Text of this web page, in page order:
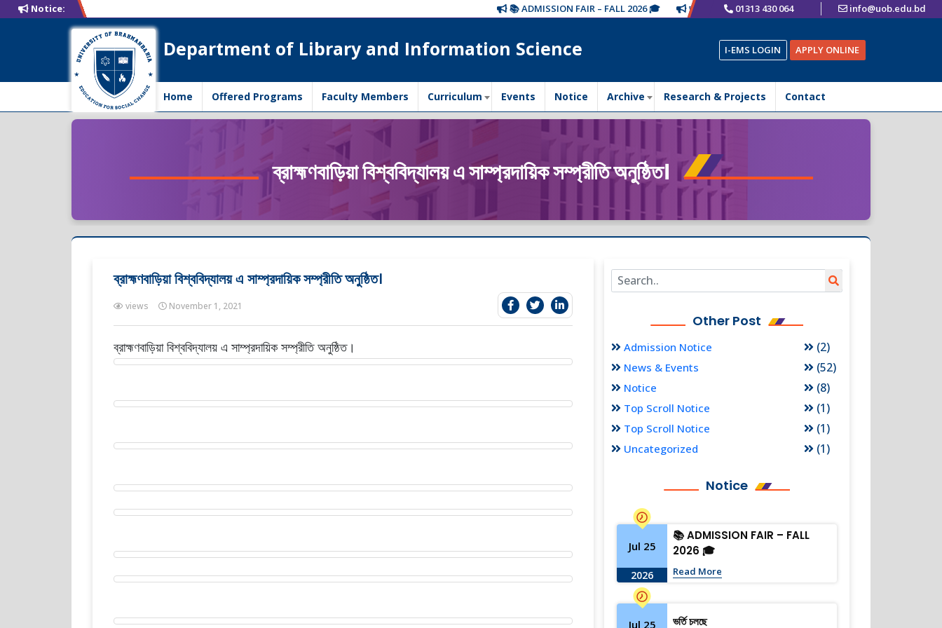
Notice: 📚 ADMISSION FAIR – FALL 2026 🎓 ভর্তি চলছে 01313 430 064 info@uob.edu.bd
Department of Library and Information Science I-EMS LOGIN APPLY ONLINE
Home Offered Programs Faculty Members Curriculum Events Notice Archive Research & Projects Contact
ব্রাহ্মণবাড়িয়া বিশ্ববিদ্যালয় এ সাম্প্রদায়িক সম্প্রীতি অনুষ্ঠিত।
ব্রাহ্মণবাড়িয়া বিশ্ববিদ্যালয় এ সাম্প্রদায়িক সম্প্রীতি অনুষ্ঠিত।
views November 1, 2021
ব্রাহ্মণবাড়িয়া বিশ্ববিদ্যালয় এ সাম্প্রদায়িক সম্প্রীতি অনুষ্ঠিত।
Other Post
Admission Notice (2)
News & Events (52)
Notice (8)
Top Scroll Notice (1)
Top Scroll Notice (1)
Uncategorized (1)
Notice
Jul 25
2026
📚 ADMISSION FAIR – FALL
2026 🎓
Read More
Jul 25 ভর্তি চলছে